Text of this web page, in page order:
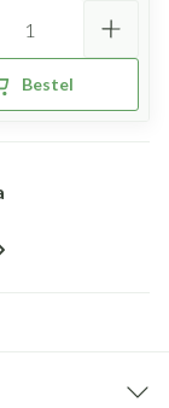
Bestel